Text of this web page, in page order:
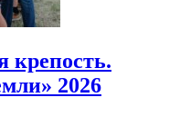
крепость.
2026